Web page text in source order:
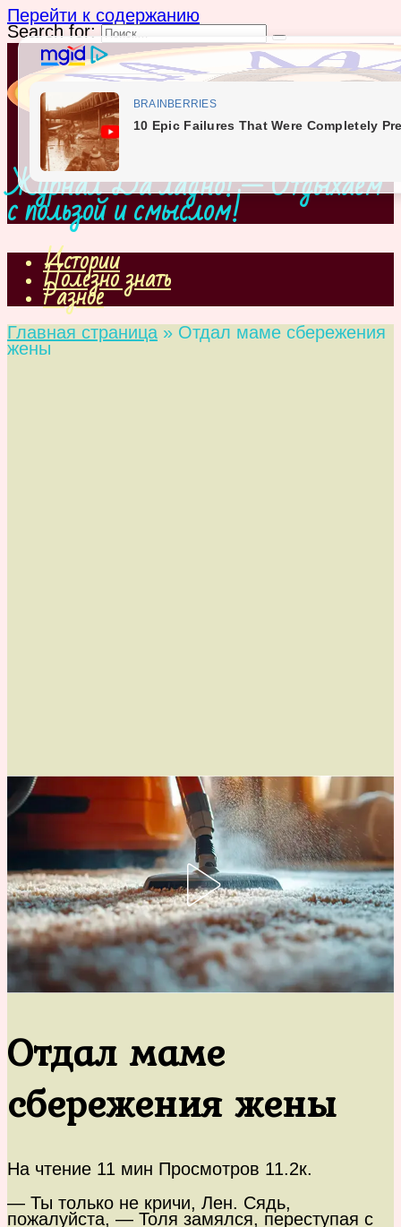
Перейти к содержанию
Search for:
Журнал Да ладно! — Отдыхаем
с пользой и смыслом!
Истории
Полезно знать
Разное
Главная страница » Отдал маме сбережения
жены
Отдал маме
сбережения жены
На чтение 11 мин Просмотров 11.2к.
— Ты только не кричи, Лен. Сядь,
пожалуйста, — Толя замялся, переступая с